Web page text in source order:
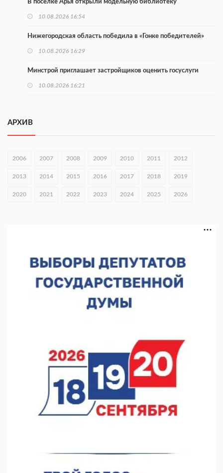
В поселке Арья открыли модельную библиотеку
10.08.2026 16:54
Нижегородская область победила в «Гонке победителей»
10.08.2026 16:29
Минстрой приглашает застройщиков оценить госуслуги
10.08.2026 16:21
нас»
10.08.2026 13:53
В Нижнем Новгороде сформировали группу добровольцев
«Заповедные кварталы» отметят День города в Нижнем
10.08.2026 11:53
АРХИВ
2006 2007 2008 2009 2010 2011 2012
2013 2014 2015 2016 2017 2018 2019
2020 2021 2022 2023 2024 2025 2026